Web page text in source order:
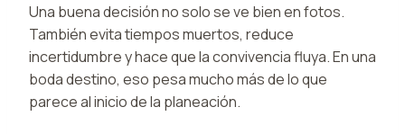
Una buena decisión no solo se ve bien en fotos.
También evita tiempos muertos, reduce
incertidumbre y hace que la convivencia fluya. En una
boda destino, eso pesa mucho más de lo que
parece al inicio de la planeación.